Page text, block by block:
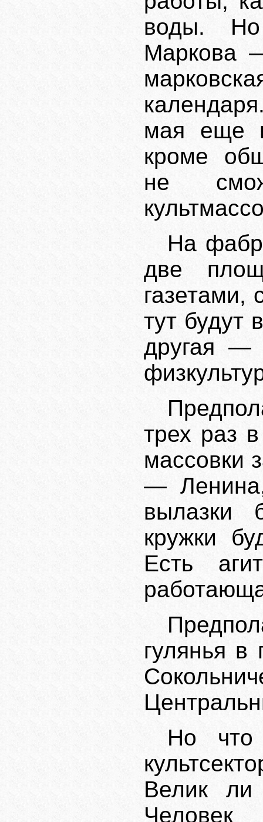
воды.
Маркова
мая еще
кроме
не
На
две
газетами,
тут будут
другая —
трех раз
массовки
—
вылазки
кружки
Есть
гулянья
Но что
Велик